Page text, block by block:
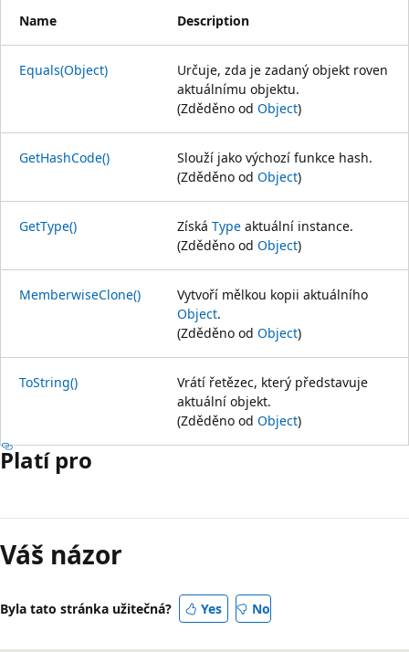
Name Description
Equals(Object)
Určuje, zda je zadaný objekt roven
aktuálnímu objektu.
(Zděděno od Object)
GetHashCode()
Slouží jako výchozí funkce hash.
(Zděděno od Object)
GetType() Získá Type aktuální instance.
(Zděděno od Object)
MemberwiseClone()
Vytvoří mělkou kopii aktuálního
Object.
(Zděděno od Object)
ToString()
Vrátí řetězec, který představuje
aktuální objekt.
(Zděděno od Object)
Platí pro
čtení
zakázán
Váš názor
Byla tato stránka užitečná? Yes No